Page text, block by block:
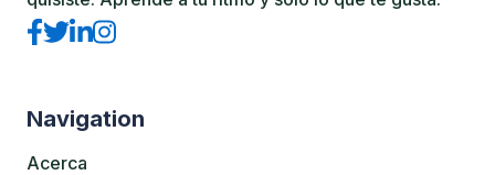
Navigation
Acerca